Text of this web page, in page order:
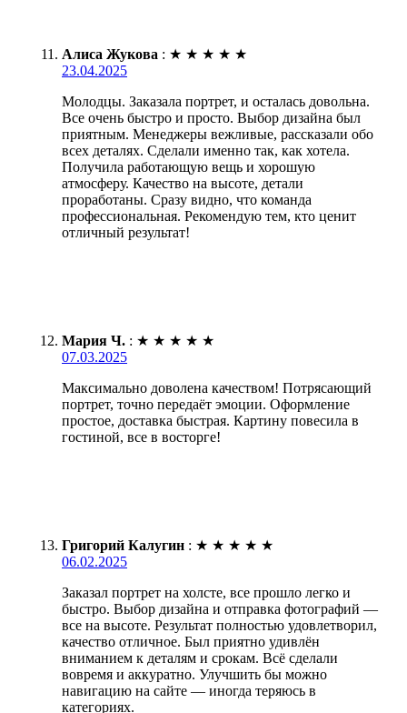
Алиса Жукова : ★ ★ ★ ★ ★
23.04.2025
Молодцы. Заказала портрет, и осталась довольна.
Все очень быстро и просто. Выбор дизайна был
приятным. Менеджеры вежливые, рассказали обо
всех деталях. Сделали именно так, как хотела.
Получила работающую вещь и хорошую
атмосферу. Качество на высоте, детали
проработаны. Сразу видно, что команда
профессиональная. Рекомендую тем, кто ценит
отличный результат!
Мария Ч. : ★ ★ ★ ★ ★
07.03.2025
Максимально доволена качеством! Потрясающий
портрет, точно передаёт эмоции. Оформление
простое, доставка быстрая. Картину повесила в
гостиной, все в восторге!
Григорий Калугин : ★ ★ ★ ★ ★
06.02.2025
Заказал портрет на холсте, все прошло легко и
быстро. Выбор дизайна и отправка фотографий —
все на высоте. Результат полностью удовлетворил,
качество отличное. Был приятно удивлён
вниманием к деталям и срокам. Всё сделали
вовремя и аккуратно. Улучшить бы можно
навигацию на сайте — иногда теряюсь в
категориях.